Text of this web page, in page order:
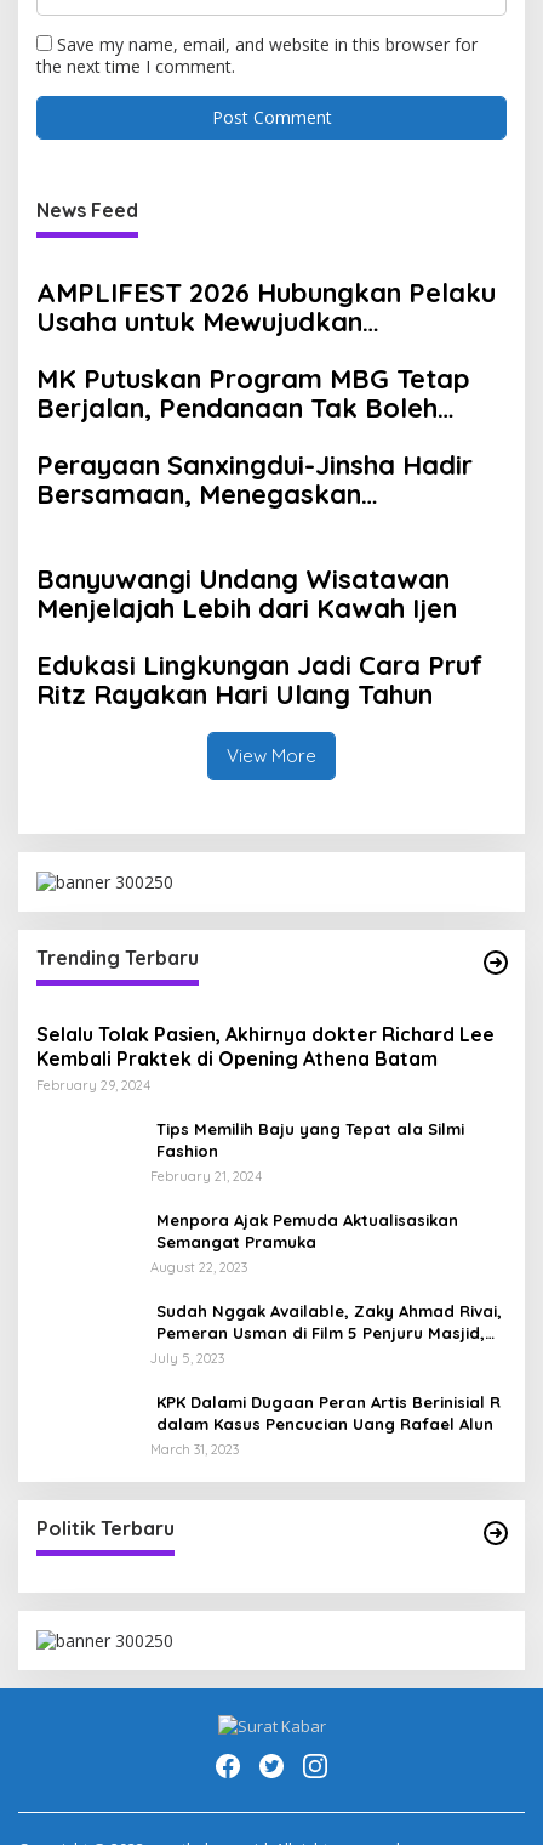
Save my name, email, and website in this browser for
the next time I comment.
News Feed
AMPLIFEST 2026 Hubungkan Pelaku
Usaha untuk Mewujudkan
MK Putuskan Program MBG Tetap
Berjalan, Pendanaan Tak Boleh
Perayaan Sanxingdui-Jinsha Hadir
Bersamaan, Menegaskan
Banyuwangi Undang Wisatawan
Menjelajah Lebih dari Kawah Ijen
Edukasi Lingkungan Jadi Cara Pruf
Ritz Rayakan Hari Ulang Tahun
View More
Trending Terbaru
Selalu Tolak Pasien, Akhirnya dokter Richard Lee
Kembali Praktek di Opening Athena Batam
February 29, 2024
Tips Memilih Baju yang Tepat ala Silmi
Fashion
February 21, 2024
Menpora Ajak Pemuda Aktualisasikan
Semangat Pramuka
August 22, 2023
Sudah Nggak Available, Zaky Ahmad Rivai,
Pemeran Usman di Film 5 Penjuru Masjid,
Sosok Ayah dengan Anak Kembar
July 5, 2023
KPK Dalami Dugaan Peran Artis Berinisial R
dalam Kasus Pencucian Uang Rafael Alun
March 31, 2023
Politik Terbaru